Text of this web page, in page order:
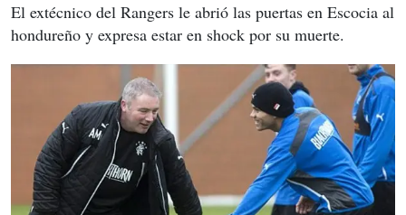
El extécnico del Rangers le abrió las puertas en Escocia al
hondureño y expresa estar en shock por su muerte.